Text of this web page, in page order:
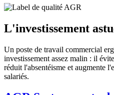
L'investissement
Un poste de travail commercial
investissement assez malin : il
réduit l'absentéisme et augmente
salariés.